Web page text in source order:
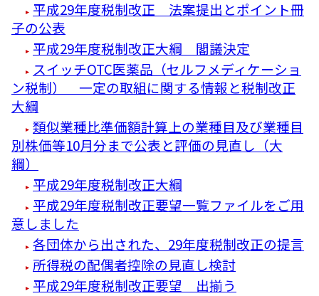
平成29年度税制改正 法案提出とポイント冊
子の公表
平成29年度税制改正大綱 閣議決定
スイッチOTC医薬品（セルフメディケーショ
ン税制） 一定の取組に関する情報と税制改正
大綱
類似業種比準価額計算上の業種目及び業種目
別株価等10月分まで公表と評価の見直し（大
綱）
平成29年度税制改正大綱
平成29年度税制改正要望一覧ファイルをご用
意しました
各団体から出された、29年度税制改正の提言
所得税の配偶者控除の見直し検討
平成29年度税制改正要望 出揃う